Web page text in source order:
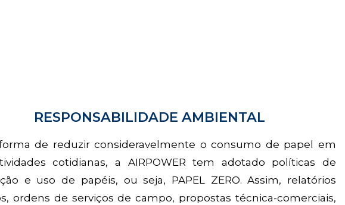
RESPONSABILIDADE AMBIENTAL
de reduzir consideravelmente o consumo de papel em
cotidianas, a AIRPOWER tem adotado políticas de
e uso de papéis, ou seja, PAPEL ZERO. Assim, relatórios
ordens de serviços de campo, propostas técnica-comerciais,